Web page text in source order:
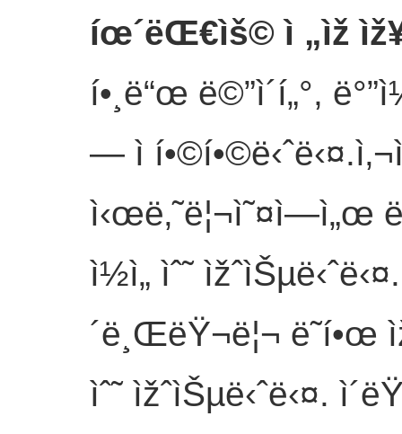
íœ´ëŒ€ìš© ì „ìž
í•¸ë“œ ë©”ì´í„°,
— ì
ì½ì„ ìˆ˜
´ë¸ŒëŸ¬ë¦¬
ìˆ˜ ìžˆìŠµë‹ˆë‹¤.